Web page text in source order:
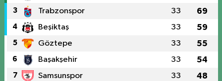
3 Trabzonspor 33 69
4 Beşiktaş 33 59
5 Göztepe 33 55
6 Başakşehir 33 54
7 Samsunspor 33 48